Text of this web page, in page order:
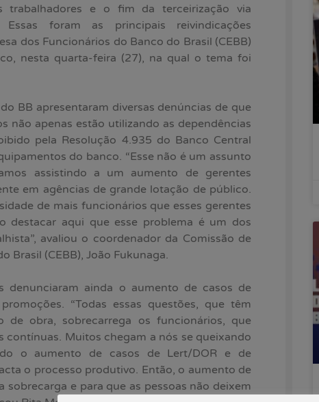
e o fim da terceirização via
Essas foram as principais reivindicações
dos Funcionários do Banco do Brasil (CEBB)
nesta quarta-feira (27), na qual o tema foi
BB apresentaram diversas denúncias de que
não apenas estão utilizando as dependências
pela Resolução 4.935 do Banco Central
do banco. “Esse não é um assunto
assistindo a um aumento de gerentes
em agências de grande lotação de público.
de mais funcionários que esses gerentes
destacar aqui que esse problema é um dos
avaliou o coordenador da Comissão de
Brasil (CEBB), João Fukunaga.
denunciaram ainda o aumento de casos de
“Todas essas questões, que têm
obra, sobrecarrega os funcionários, que
Muitos chegam a nós se queixando
o aumento de casos de Lert/DOR e de
o processo produtivo. Então, o aumento de
e para que as pessoas não deixem